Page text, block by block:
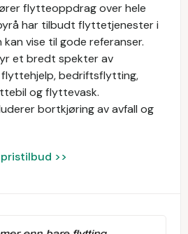
flytteoppdrag over hele
har tilbudt flyttetjenester i
vise til gode referanser.
et bredt spekter av
bedriftsflytting,
og flyttevask.
bortkjøring av avfall og
pristilbud >>